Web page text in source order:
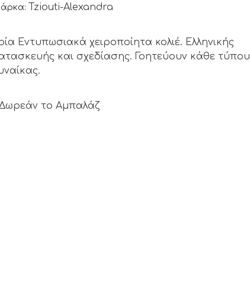
Tziouti-Alexandra
Εντυπωσιακά χειροποίητα κολιέ. Ελληνικής
και σχεδίασης. Γοητεύουν κάθε τύπου
το Αμπαλάζ